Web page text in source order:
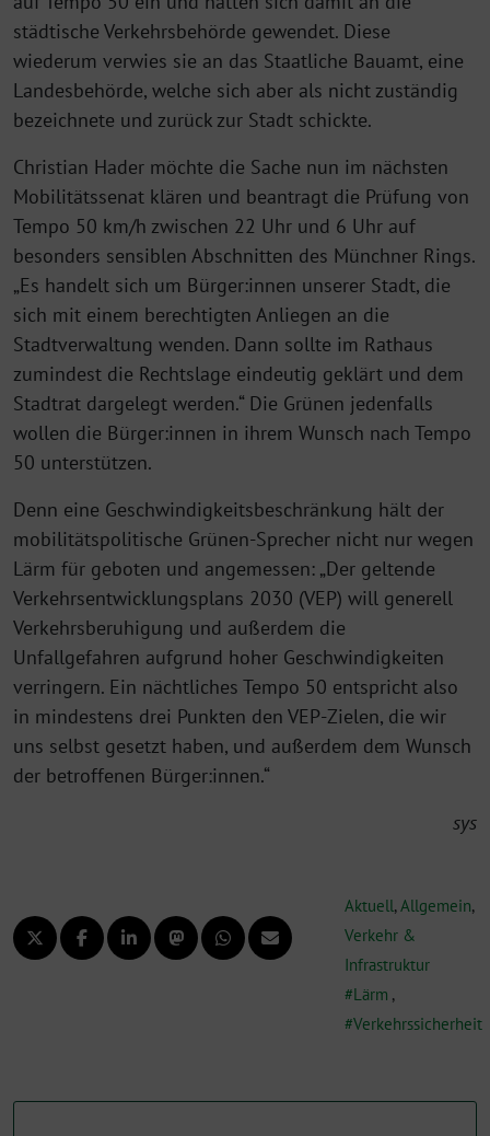
städtische Verkehrsbehörde gewendet. Diese
wiederum verwies sie an das Staatliche Bauamt, eine
Landesbehörde, welche sich aber als nicht zuständig
bezeichnete und zurück zur Stadt schickte.
Christian Hader möchte die Sache nun im nächsten
Mobilitätssenat klären und beantragt die Prüfung von
Tempo 50 km/h zwischen 22 Uhr und 6 Uhr auf
besonders sensiblen Abschnitten des Münchner Rings.
„Es handelt sich um Bürger:innen unserer Stadt, die
sich mit einem berechtigten Anliegen an die
Stadtverwaltung wenden. Dann sollte im Rathaus
zumindest die Rechtslage eindeutig geklärt und dem
Stadtrat dargelegt werden.“ Die Grünen jedenfalls
wollen die Bürger:innen in ihrem Wunsch nach Tempo
50 unterstützen.
Denn eine Geschwindigkeitsbeschränkung hält der
mobilitätspolitische Grünen-Sprecher nicht nur wegen
Lärm für geboten und angemessen: „Der geltende
Verkehrsentwicklungsplans 2030 (VEP) will generell
Verkehrsberuhigung und außerdem die
Unfallgefahren aufgrund hoher Geschwindigkeiten
verringern. Ein nächtliches Tempo 50 entspricht also
in mindestens drei Punkten den VEP-Zielen, die wir
uns selbst gesetzt haben, und außerdem dem Wunsch
der betroffenen Bürger:innen.“
sys
Aktuell,Allgemein,
Verkehr &
Infrastruktur
Lärm ,
Verkehrssicherheit